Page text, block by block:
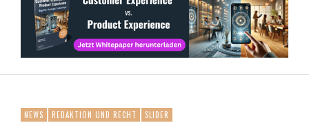
NEWS REDAKTION UND RECHT SLIDER